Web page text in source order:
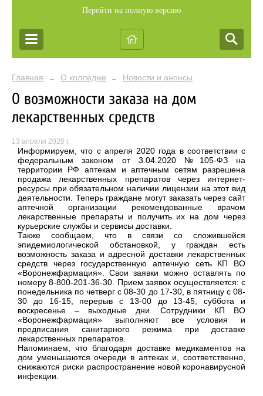
Перейти на полную версию
Главная → О колледже → Новости и анонсы
О возможности заказа на дом
лекарственных средств
13 апреля 2020 г.
Информируем, что с апреля 2020 года в соответствии с
федеральным законом от 3.04.2020 №105-ФЗ на
территории РФ аптекам и аптечным сетям разрешена
продажа лекарственных препаратов через интернет-
ресурсы при обязательном наличии лицензии на этот вид
деятельности. Теперь граждане могут заказать через сайт
аптечной организации рекомендованные врачом
лекарственные препараты и получить их на дом через
курьерские службы и сервисы доставки.
Также сообщаем, что в связи со сложившейся
эпидемиологической обстановкой, у граждан есть
возможность заказа и адресной доставки лекарственных
средств через государственную аптечную сеть КП ВО
«Воронежфармация». Свои заявки можно оставлять по
номеру 8-800-201-36-30. Прием заявок осуществляется: с
понедельника по четверг с 08-30 до 17-30, в пятницу с 08-
30 до 16-15, перерыв с 13-00 до 13-45, суббота и
воскресенье – выходные дни. Сотрудники КП ВО
«Воронежфармация» выполняют все условия и
предписания санитарного режима при доставке
лекарственных препаратов.
Напоминаем, что благодаря доставке медикаментов на
дом уменьшаются очереди в аптеках и, соответственно,
снижаются риски распространение новой коронавирусной
инфекции.